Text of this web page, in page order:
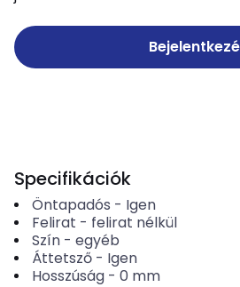
Specifikációk
Öntapadós - Igen
Felirat - felirat nélkül
Szín- egyéb
Áttetsző- Igen
Hosszúság- 0 mm